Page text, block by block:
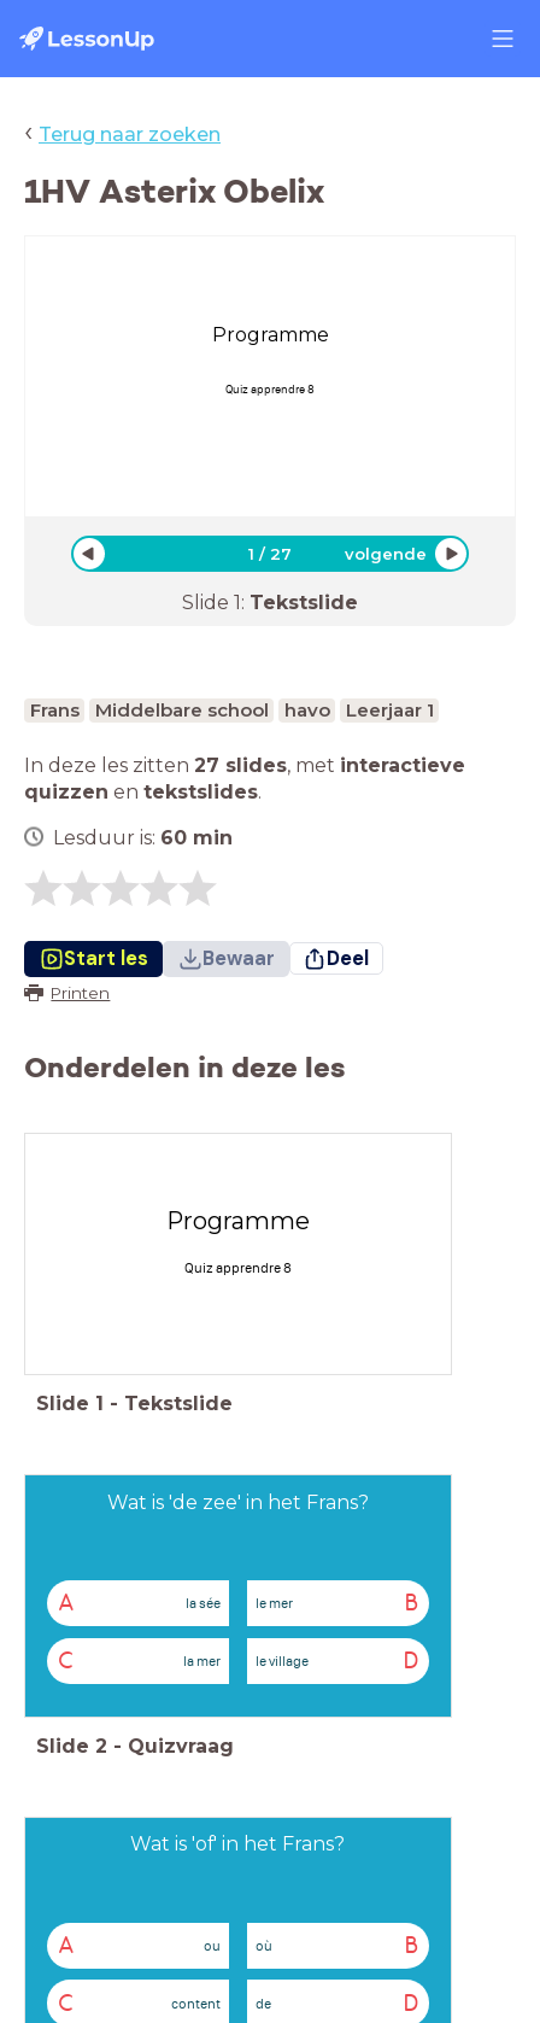
‹ Terug naar zoeken
1HV Asterix Obelix
Programme
Quiz apprendre 8
1 /27 volgende
Slide 1: Tekstslide
Frans Middelbare school havo Leerjaar 1
In deze les zitten 27 slides, met interactieve
quizzen en tekstslides.
Lesduur is: 60 min
Start les Bewaar Deel
Printen
Onderdelen in deze les
Programme
Quiz apprendre 8
Slide 1 - Tekstslide
Wat is 'de zee' in het Frans?
A la sée B
le mer
C la mer D
le village
Slide 2 - Quizvraag
Wat is 'of' in het Frans?
A ou B
où
C content D
de